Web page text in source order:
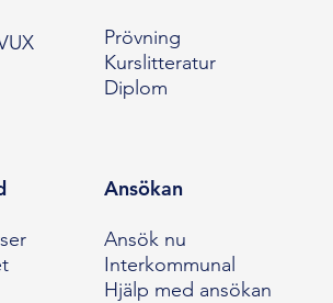
Prövning
Kurslitteratur
Diplom
Ansökan
Ansök nu
Interkommunal
Hjälp med ansökan